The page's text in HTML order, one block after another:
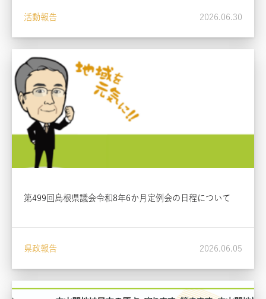
活動報告 2026.06.30
第499回島根県議会令和8年6か月定例会の日程について
県政報告 2026.06.05